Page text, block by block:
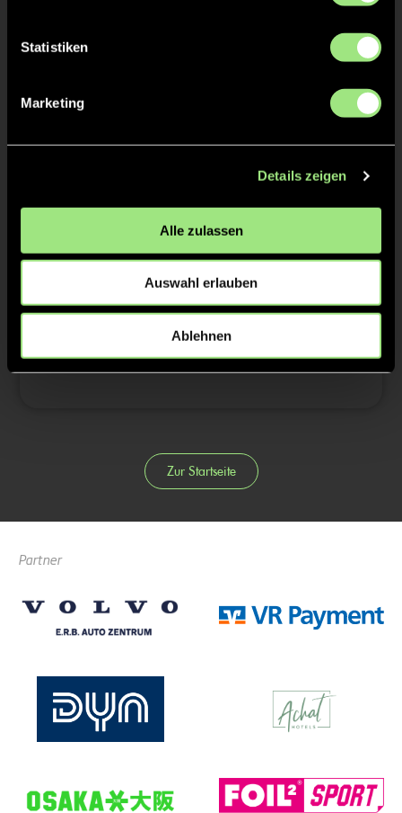
Statistiken
Marketing
Details zeigen
Alle zulassen
Auswahl erlauben
Ablehnen
3/4
4/4
Zur Startseite
Partner